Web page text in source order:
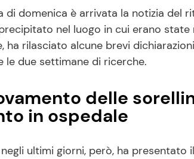
di domenica è arrivata la notizia del
nel luogo in cui erano
ha rilasciato alcune brevi
le due settimane di ricerche.
delle
in ospedale
ultimi giorni, però, ha